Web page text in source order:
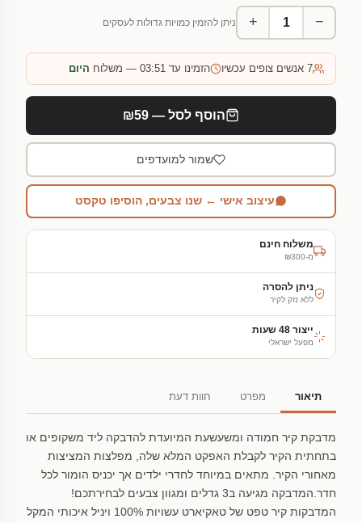
−
+ ניתן להזמין כמויות גדולות לעסקים
7 אנשים צופים עכשיו הזמינו עד 03:51 — משלוח היום
הוסף לסל — ₪59
שמור למועדפים
עיצוב אישי ← שנו צבעים, הוסיפו טקסט
משלוח חינם
מ-₪300
ניתן להסרה
ללא נזק לקיר
ייצור 48 שעות
מפעל ישראלי
תיאור מפרט חוות דעת
מדבקת קיר חמודה ומשעשעת המיועדת להדבקה ליד משקופים או
בתחתית הקיר לקבלת האפקט המלא שלה, מפלצות המציצות
מאחורי הקיר. מתאים במיוחד לחדרי ילדים אך יכניס הומור לכל
חדר.המדבקה מגיעה ב3 גדלים ומגוון צבעים לבחירתכם!
המדבקות קיר טפט של טאקיארט עשויות 100% ויניל איכותי המקל